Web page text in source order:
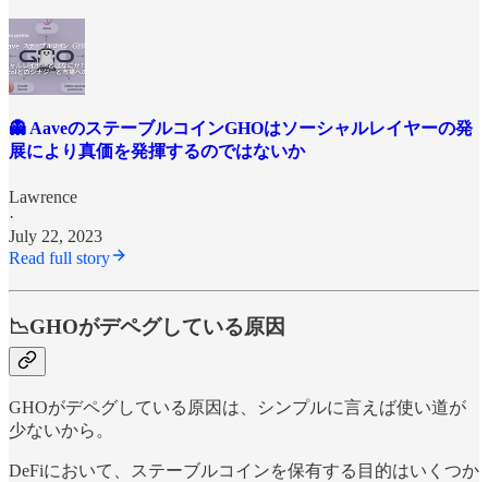
👻 AaveのステーブルコインGHOはソーシャルレイヤーの発
展により真価を発揮するのではないか
Lawrence
·
July 22, 2023
Read full story
📉GHOがデペグしている原因
GHOがデペグしている原因は、シンプルに言えば使い道が
少ないから。
DeFiにおいて、ステーブルコインを保有する目的はいくつか